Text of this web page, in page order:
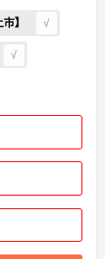
】
扣 √
发报名成功
发报名成功
扣 √